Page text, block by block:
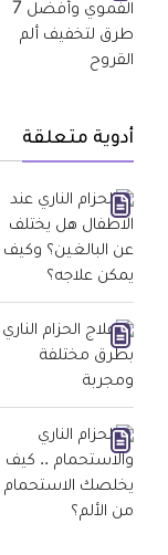
أدوية متعلقة